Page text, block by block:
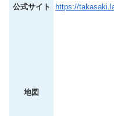
公式サイト
https://
地図